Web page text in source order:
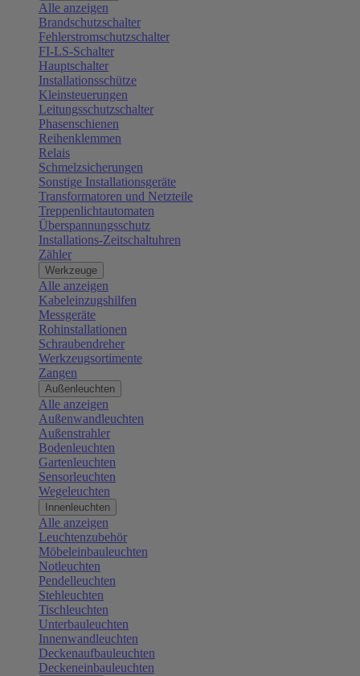
Alle anzeigen
Brandschutzschalter
Fehlerstromschutzschalter
FI-LS-Schalter
Hauptschalter
Installationsschütze
Kleinsteuerungen
Leitungsschutzschalter
Phasenschienen
Reihenklemmen
Relais
Schmelzsicherungen
Sonstige Installationsgeräte
Transformatoren und Netzteile
Treppenlichtautomaten
Überspannungsschutz
Installations-Zeitschaltuhren
Zähler
Werkzeuge
Alle anzeigen
Kabeleinzugshilfen
Messgeräte
Rohinstallationen
Schraubendreher
Werkzeugsortimente
Zangen
Außenleuchten
Alle anzeigen
Außenwandleuchten
Außenstrahler
Bodenleuchten
Gartenleuchten
Sensorleuchten
Wegeleuchten
Innenleuchten
Alle anzeigen
Leuchtenzubehör
Möbeleinbauleuchten
Notleuchten
Pendelleuchten
Stehleuchten
Tischleuchten
Unterbauleuchten
Innenwandleuchten
Deckenaufbauleuchten
Deckeneinbauleuchten